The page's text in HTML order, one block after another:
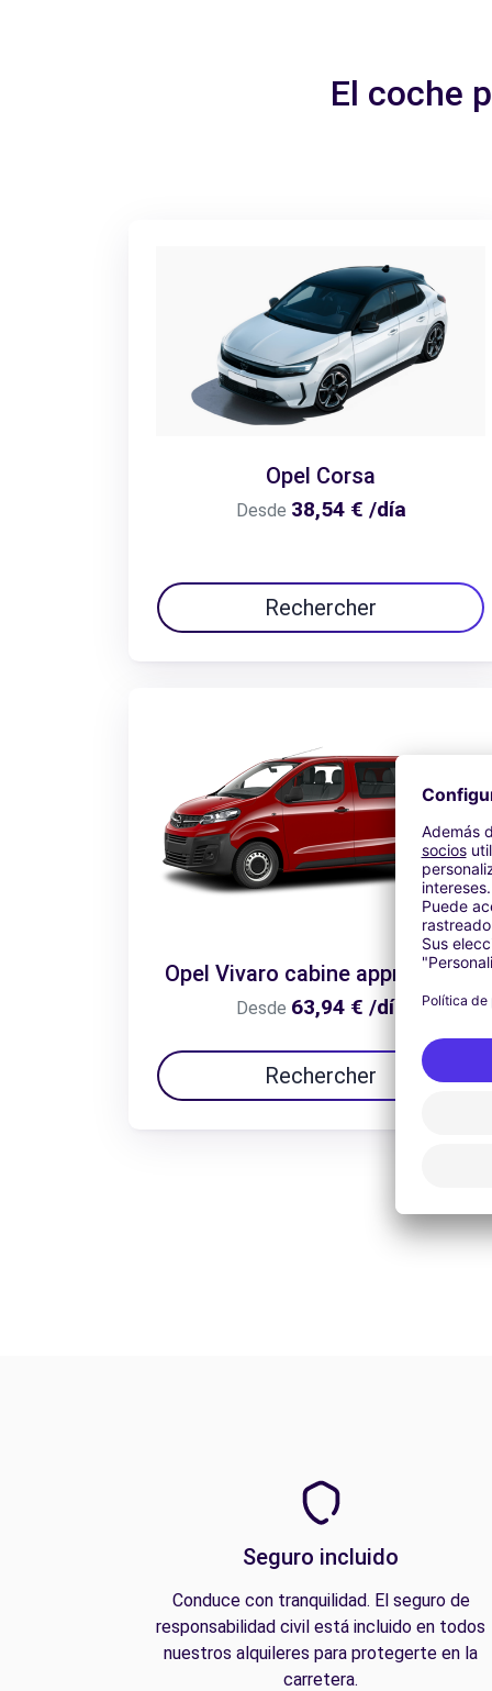
El coche
Opel Corsa
Desde 38,54 € /día
Rechercher
Opel Vivaro cabine approfondie
Desde 63,94 € /día
Rechercher
Seguro incluido
Conduce con tranquilidad. El seguro de
responsabilidad civil está incluido en todos
nuestros alquileres para protegerte en la
carretera.